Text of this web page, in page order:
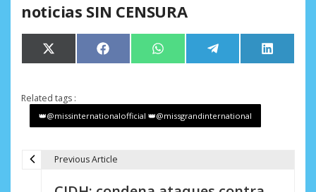
noticias SIN CENSURA
Compartir
en
X
(Twitter)
Compartir
en
Facebook Compartir
en
WhatsApp Compartir
en
Telegram
en
LinkedIn
Related tags :
👑@missinternationalofficial 👑@missgrandinternational
Previous Article